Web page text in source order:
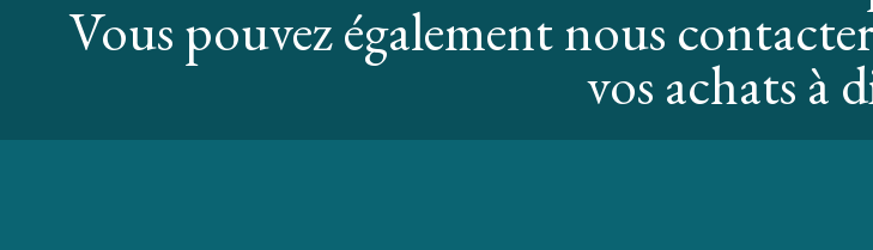
Vous pouvez également nous
vos achats à